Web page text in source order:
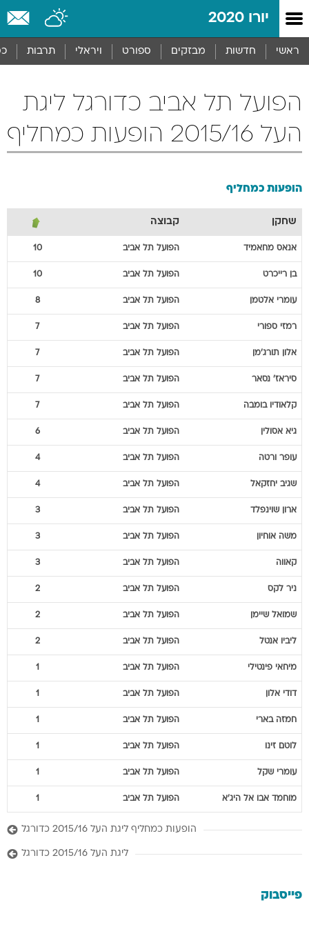
יורו 2020
ראשי חדשות מבזקים ספורט ויראלי תרבות
הפועל תל אביב כדורגל ליגת
העל 2015/16 הופעות כמחליף
הופעות כמחליף
שחקן קבוצה
אנאס מחאמיד הפועל תל אביב 10
בן רייכרט הפועל תל אביב 10
עומרי אלטמן הפועל תל אביב 8
רמזי ספורי הפועל תל אביב 7
אלון תורג'מן הפועל תל אביב 7
סיראז' נסאר הפועל תל אביב 7
קלאודיו בומבה הפועל תל אביב 7
גיא אסולין הפועל תל אביב 6
עופר ורטה הפועל תל אביב 4
שגיב יחזקאל הפועל תל אביב 4
ארון שוינפלד הפועל תל אביב 3
משה אוחיון הפועל תל אביב 3
קאווה הפועל תל אביב 3
ניר לקס הפועל תל אביב 2
שמואל שיימן הפועל תל אביב 2
ליביו אנטל הפועל תל אביב 2
מיחאי פינטילי הפועל תל אביב 1
דודי אלון הפועל תל אביב 1
חמזה בארי הפועל תל אביב 1
לוטם זינו הפועל תל אביב 1
עומרי שקל הפועל תל אביב 1
מוחמד אבו אל היג'א הפועל תל אביב 1
הופעות כמחליף ליגת העל 2015/16 כדורגל
ליגת העל 2015/16 כדורגל
פייסבוק